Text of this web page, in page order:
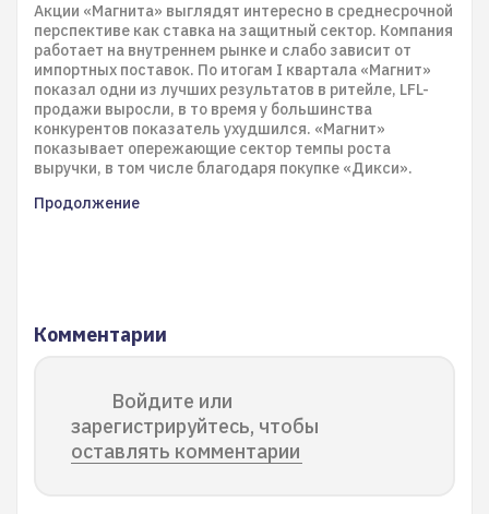
Акции «Магнита» выглядят интересно в среднесрочной
перспективе как ставка на защитный сектор. Компания
работает на внутреннем рынке и слабо зависит от
импортных поставок. По итогам I квартала «Магнит»
показал одни из лучших результатов в ритейле, LFL-
продажи выросли, в то время у большинства
конкурентов показатель ухудшился. «Магнит»
показывает опережающие сектор темпы роста
выручки, в том числе благодаря покупке «Дикси».
Продолжение
Комментарии
Войдите или
зарегистрируйтесь, чтобы
оставлять комментарии